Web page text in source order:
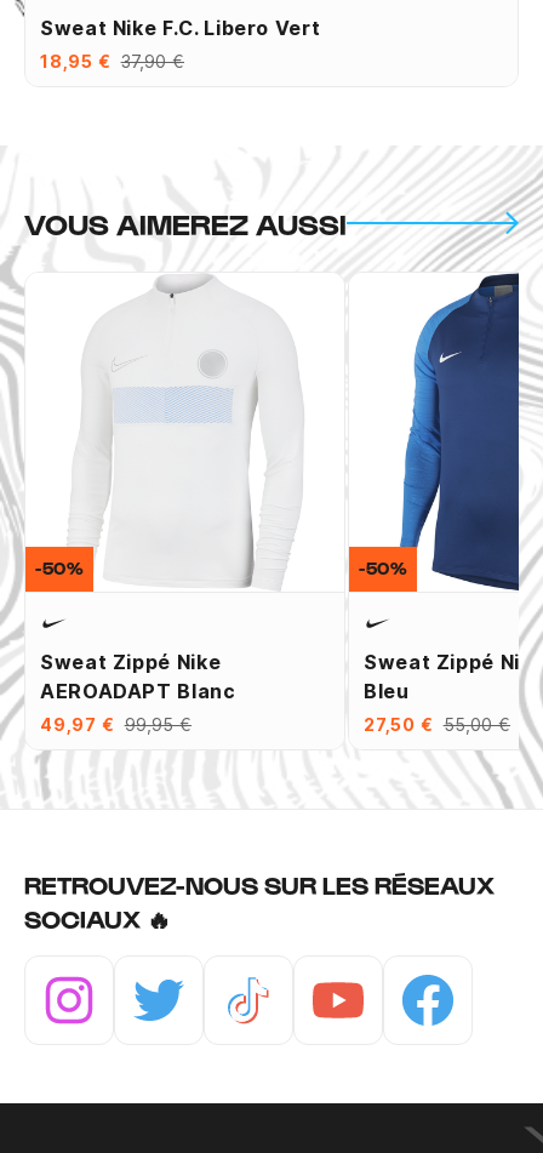
Sweat Nike F.C. Libero Vert
18,95 € 37,90 €
VOUS AIMEREZ AUSSI
Sweat Zippé Nike
AEROADAPT Blanc
49,97 € 99,95 €
-50%
Sweat Zippé
Bleu
27,50 € 55,00 €
-50%
RETROUVEZ-NOUS SUR LES RÉSEAUX
SOCIAUX 🔥